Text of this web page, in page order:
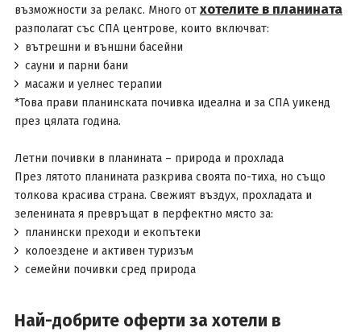
възможности за релакс. Много от хотелите в планината
разполагат със СПА центрове, които включват:
вътрешни и външни басейни
сауни и парни бани
масажи и уелнес терапии
*Това прави планинската почивка идеална и за СПА уикенд
през цялата година.
Летни почивки в планината – природа и прохлада
През лятото планината разкрива своята по-тиха, но също
толкова красива страна. Свежият въздух, прохладата и
зеленината я превръщат в перфектно място за:
планински преходи и екопътеки
колоездене и активен туризъм
семейни почивки сред природа
Най-добрите оферти за хотели в